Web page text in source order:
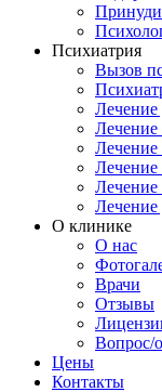
Психиатрия
Вызов
Лечение
Лечение
О клинике
О нас
Врачи
Отзывы
Вопрос/
Цены
Контакты